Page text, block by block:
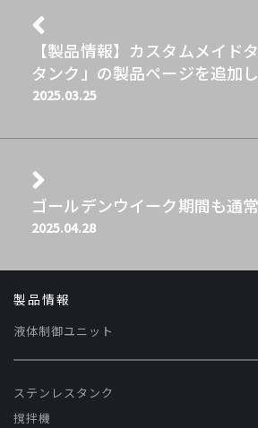
【製品情報】カスタムメイド
タンク」の製品ページを追加
2025.03.25
ゴールデンウイーク期間も通
2025.04.28
製品情報
液体制御ユニット
ステンレスタンク
撹拌機